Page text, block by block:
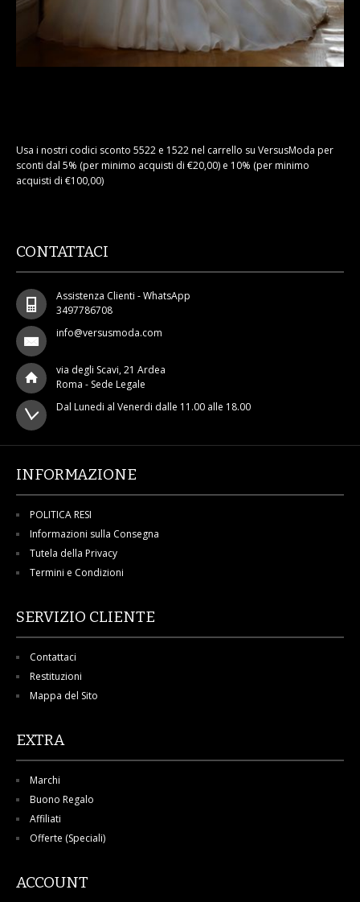
Usa i nostri codici sconto 5522 e 1522 nel carrello su VersusModa per
sconti dal 5% (per minimo acquisti di €20,00) e 10% (per minimo
acquisti di €100,00)
CONTATTACI
Assistenza Clienti - WhatsApp
3497786708
info@versusmoda.com
via degli Scavi, 21 Ardea
Roma - Sede Legale
Dal Lunedi al Venerdi dalle 11.00 alle 18.00
INFORMAZIONE
POLITICA RESI
Informazioni sulla Consegna
Tutela della Privacy
Termini e Condizioni
SERVIZIO CLIENTE
Contattaci
Restituzioni
Mappa del Sito
EXTRA
Marchi
Buono Regalo
Affiliati
Offerte (Speciali)
ACCOUNT